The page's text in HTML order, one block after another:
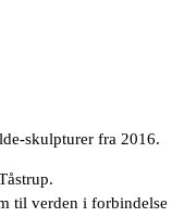
skulpturer fra 2016.
til verden i forbindelse